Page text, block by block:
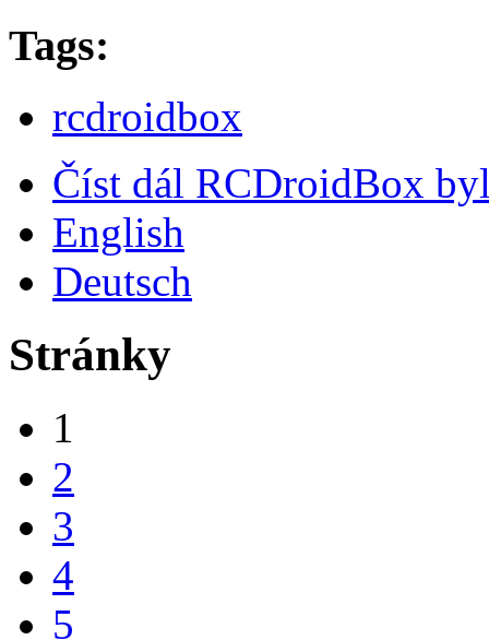
Tags:
rcdroidbox
Číst dál RCDroidBox
English
Deutsch
Stránky
1
2
3
4
5